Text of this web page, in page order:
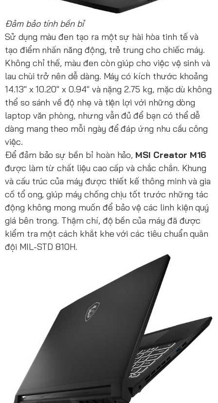
Đảm bảo tính bền bỉ
Sử dụng màu đen tạo ra một sự hài hòa tinh tế và
tạo điểm nhấn năng động, trẻ trung cho chiếc máy.
Không chỉ thế, màu đen còn giúp cho việc vệ sinh và
lau chùi trở nên dễ dàng. Máy có kích thước khoảng
14.13" x 10.20" x 0.94" và nặng 2.75 kg, mặc dù không
thể so sánh về độ nhẹ và tiện lợi với những dòng
laptop văn phòng, nhưng vẫn đủ để bạn có thể dễ
dàng mang theo mỗi ngày để đáp ứng nhu cầu công
việc.
Để đảm bảo sự bền bỉ hoàn hảo, MSI Creator M16
được làm từ chất liệu cao cấp và chắc chắn. Khung
và cấu trúc của máy được thiết kế thông minh và gia
cố tổ ong, giúp máy chống chịu tốt trước những tác
động không mong muốn để bảo vệ các linh kiện quý
giá bên trong. Thậm chí, độ bền của máy đã được
kiểm tra một cách khắt khe với các tiêu chuẩn quân
đội MIL-STD 810H.